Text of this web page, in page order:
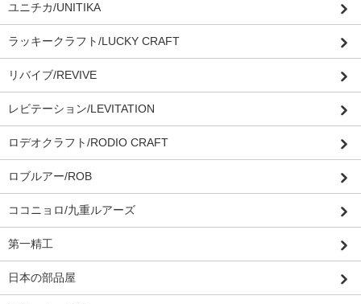
ユニチカ/UNITIKA
ラッキークラフト/LUCKY CRAFT
リバイブ/REVIVE
レビテーション/LEVITATION
ロデオクラフト/RODIO CRAFT
ロブルアー/ROB
ココニョロ/九重ルアーズ
第一精工
日本の部品屋